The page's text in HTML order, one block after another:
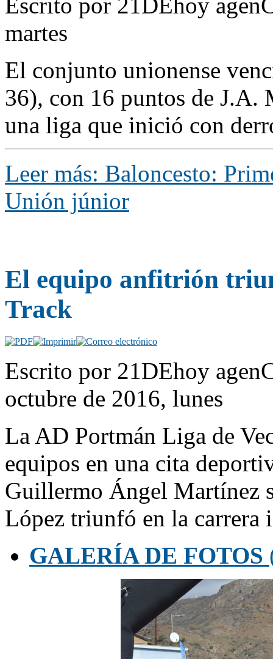
martes
El conjunto unionense
36), con 16 puntos de J.A.
una liga que inició con
Leer más: Baloncesto:
Unión júnior
El equipo anfitrión
Track
Escrito por 21DEhoy
octubre de 2016, lunes
La AD Portmán Liga de
equipos en una cita
Guillermo Ángel Martínez
López triunfó en la carrera
GALERÍA DE FOTOS